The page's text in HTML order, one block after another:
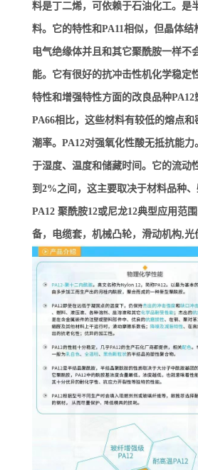
料是丁二烯，可依赖于石油化工。是
料。它的特性和PA11相似，但晶体结
电气绝缘体并且和其它聚酰胺一样不
能。它有很好的抗冲击性机化学稳定
特性和增强特性方面的改良品种PA12
PA66相比，这些材料有较低的熔点
潮率。PA12对强氧化性酸无抵抗能
于湿度、温度和储藏时间。它的流动
到2%之间，这主要取决于材料品种
PA12 聚酰胺12或尼龙12典型应用范
备，电缆套，机械凸轮，滑动机构,光